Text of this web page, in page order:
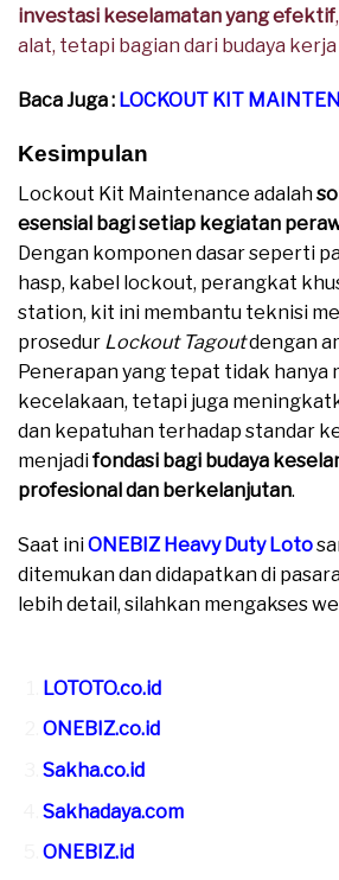
investasi keselamatan yang efektif
alat, tetapi bagian dari budaya kerja
Baca Juga : LOCKOUT KIT
Kesimpulan
Lockout Kit Maintenance adalah
esensial bagi setiap kegiatan
Dengan komponen dasar seperti
hasp, kabel lockout, perangkat
station, kit ini membantu teknisi
prosedur Lockout Tagoutdengan
Penerapan yang tepat tidak hanya
kecelakaan, tetapi juga
dan kepatuhan terhadap standar
menjadifondasi bagi budaya
profesional dan berkelanjutan.
Saat iniONEBIZ Heavy Duty Loto
ditemukan dan didapatkan di
lebih detail, silahkan mengakses
LOTOTO.co.id
ONEBIZ.co.id
Sakha.co.id
Sakhadaya.com
ONEBIZ.id